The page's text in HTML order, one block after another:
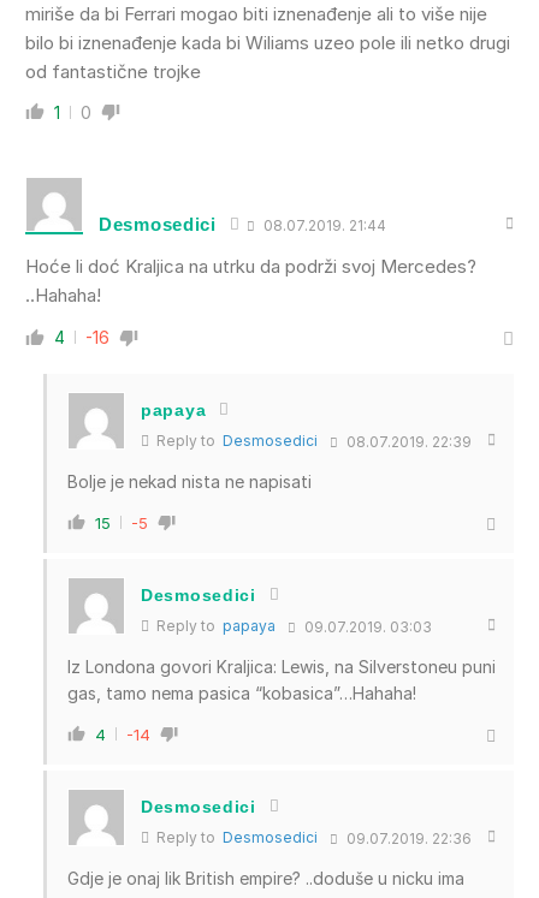
miriše da bi Ferrari mogao biti iznenađenje ali to više nije
bilo bi iznenađenje kada bi Wiliams uzeo pole ili netko drugi
od fantastične trojke
1 0
Desmosedici 08.07.2019. 21:44
Hoće li doć Kraljica na utrku da podrži svoj Mercedes?
..Hahaha!
4 -16
papaya
Reply to Desmosedici 08.07.2019. 22:39
Bolje je nekad nista ne napisati
15 -5
Desmosedici
Reply to papaya 09.07.2019. 03:03
Iz Londona govori Kraljica: Lewis, na Silverstoneu puni
gas, tamo nema pasica “kobasica”…Hahaha!
4 -14
Desmosedici
Reply to Desmosedici 09.07.2019. 22:36
Gdje je onaj lik British empire? ..doduše u nicku ima